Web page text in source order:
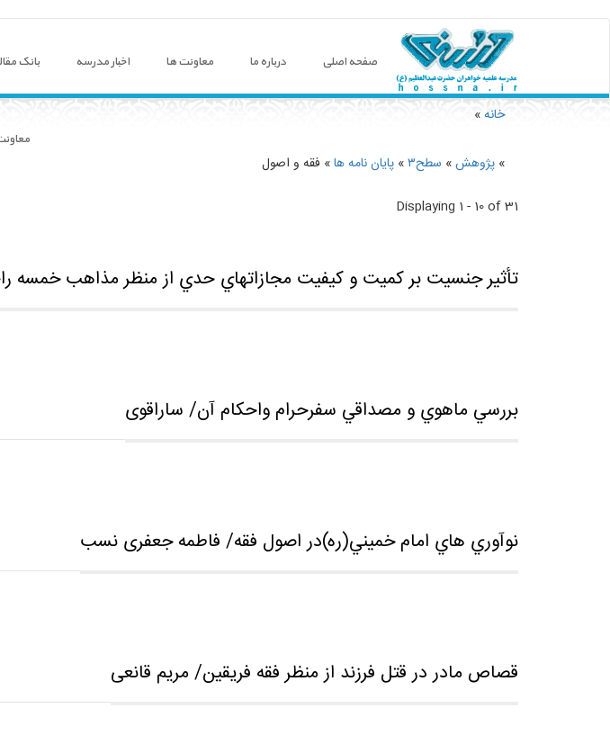
صفحه اصلی درباره ما معاونت ها اخبار مدرسه بانک
You are here
خانه»
» پژوهش» سطح۳ » پایان نامه ها» فقه و اصول
Displaying 1 - 10 of 31
تأثير جنسيت بر كميت و كيفيت مجازاتهاي حدي از منظر مذاهب خمسه
بررسي ماهوي و مصداقي سفرحرام واحكام آن/ ساراقوی
نوآوري هاي امام خميني(ره)در اصول فقه/ فاطمه جعفری نسب
قصاص مادر در قتل فرزند از منظر فقه فريقين/ مریم قانعی